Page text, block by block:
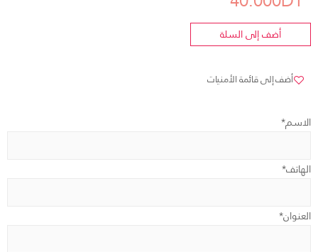
أضف إلى السلة
أضف إلى قائمة الأمنيات
الاسم*
الهاتف*
العنوان*